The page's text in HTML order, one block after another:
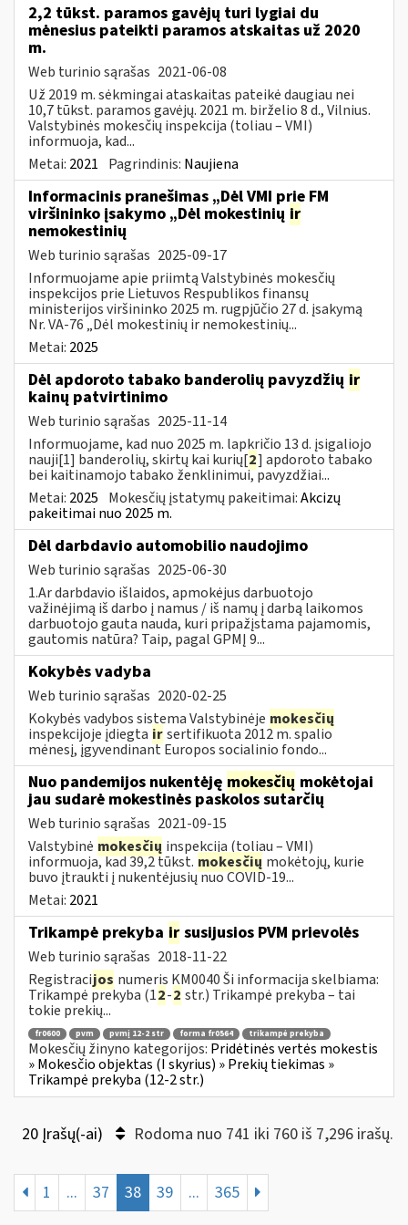
2,2 tūkst. paramos gavėjų turi lygiai du
mėnesius pateikti paramos atskaitas už 2020
m.
Web turinio sąrašas 2021-06-08
Už 2019 m. sėkmingai ataskaitas pateikė daugiau nei
10,7 tūkst. paramos gavėjų. 2021 m. birželio 8 d., Vilnius.
Valstybinės mokesčių inspekcija (toliau – VMI)
informuoja, kad...
Metai: 2021 Pagrindinis: Naujiena
Informacinis pranešimas „Dėl VMI prie FM
viršininko įsakymo „Dėl mokestinių ir
nemokestinių
Web turinio sąrašas 2025-09-17
Informuojame apie priimtą Valstybinės mokesčių
inspekcijos prie Lietuvos Respublikos finansų
ministerijos viršininko 2025 m. rugpjūčio 27 d. įsakymą
Nr. VA-76 „Dėl mokestinių ir nemokestinių...
Metai: 2025
Dėl apdoroto tabako banderolių pavyzdžių ir
kainų patvirtinimo
Web turinio sąrašas 2025-11-14
Informuojame, kad nuo 2025 m. lapkričio 13 d. įsigaliojo
nauji[1] banderolių, skirtų kai kurių[2] apdoroto tabako
bei kaitinamojo tabako ženklinimui, pavyzdžiai...
Metai: 2025 Mokesčių įstatymų pakeitimai:Akcizų
pakeitimai nuo 2025 m.
Dėl darbdavio automobilio naudojimo
Web turinio sąrašas 2025-06-30
1.Ar darbdavio išlaidos, apmokėjus darbuotojo
važinėjimą iš darbo į namus / iš namų į darbą laikomos
darbuotojo gauta nauda, kuri pripažįstama pajamomis,
gautomis natūra? Taip, pagal GPMĮ 9...
Kokybės vadyba
Web turinio sąrašas 2020-02-25
Kokybės vadybos sistema Valstybinėje mokesčių
inspekcijoje įdiegta irsertifikuota 2012 m. spalio
mėnesį, įgyvendinant Europos socialinio fondo...
Nuo pandemijos nukentėję mokesčių mokėtojai
jau sudarė mokestinės paskolos sutarčių
Web turinio sąrašas 2021-09-15
Valstybinė mokesčių inspekcija (toliau – VMI)
informuoja, kad 39,2 tūkst. mokesčių mokėtojų, kurie
buvo įtraukti į nukentėjusių nuo COVID-19...
Metai: 2021
Trikampė prekyba ir susijusios PVM prievolės
Web turinio sąrašas 2018-11-22
Registracijos numeris KM0040 Ši informacija skelbiama:
Trikampė prekyba (12-2 str.) Trikampė prekyba – tai
tokie prekių...
fr0600 pvm pvmį 12-2 str forma fr0564 trikampė prekyba
Mokesčių žinyno kategorijos: Pridėtinės vertės mokestis
» Mokesčio objektas (I skyrius) » Prekių tiekimas »
Trikampė prekyba (12-2 str.)
20 Įrašų(-ai) Rodoma nuo 741 iki 760 iš 7,296 irašų.
1 ... 37 38 39 ... 365